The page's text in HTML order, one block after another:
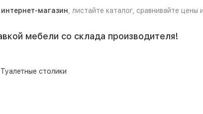
магазин , листайте каталог, сравнивайте
мебели со склада производителя!
Туалетные столики